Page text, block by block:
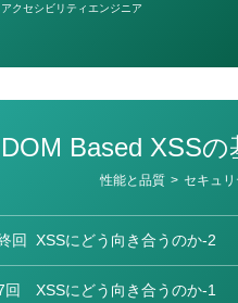
アクセシビリティエンジニア
DOM Based XSSの
性能と品質 > セキュリ
回 XSSにどう向き合うのか-2
回 XSSにどう向き合うのか-1